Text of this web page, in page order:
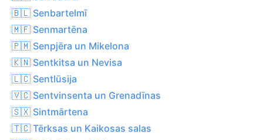
🇧🇱 Senbartelmī
🇲🇫 Senmartēna
🇵🇲 Senpjēra un Mikelona
🇰🇳 Sentkitsa un Nevisa
🇱🇨 Sentlūsija
🇻🇨 Sentvinsenta un Grenadīnas
🇸🇽 Sintmārtena
🇹🇨 Tērksas un Kaikosas salas